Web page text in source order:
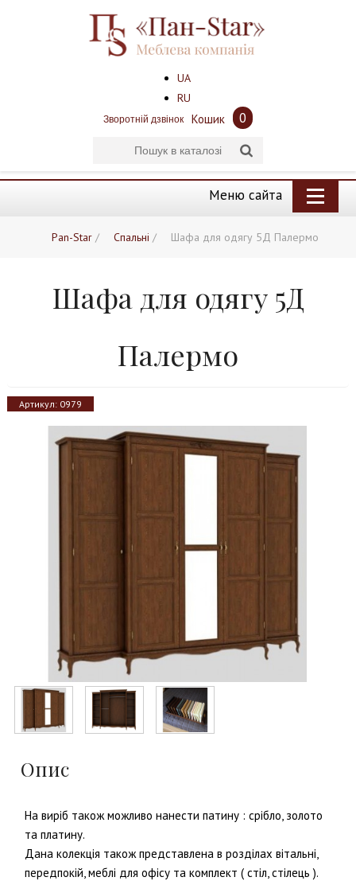
UA
RU
Зворотній дзвінок Кошик 0
Меню сайта
Pan-Star / Спальні / Шафа для одягу 5Д Палермо
Шафа для одягу 5Д
Палермо
Артикул: 0979
Опис
На виріб також можливо нанести патину : срібло, золото
та платину.
Дана колекція також представлена в розділах вітальні,
передпокій, меблі для офісу та комплект ( стіл, стілець ).